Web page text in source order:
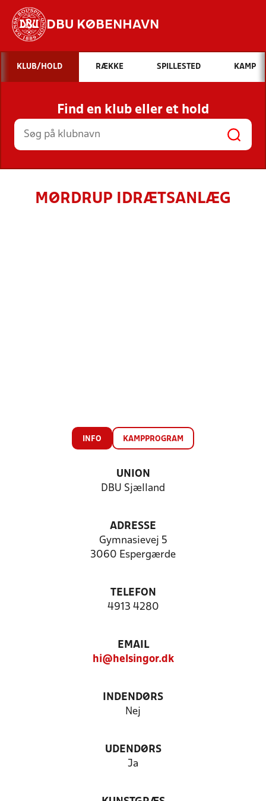
DBU KØBENHAVN
Hvad vil du søge efter?
INDHOLD OG NYHEDER
STILLINGER, RESULTATER, KLUBBER OG
HOLD
KLUB/HOLD RÆKKE SPILLESTED KAMP
Find en klub eller et hold
MØRDRUP IDRÆTSANLÆG
INFO KAMPPROGRAM
UNION
DBU Sjælland
ADRESSE
Gymnasievej 5
3060 Espergærde
TELEFON
4913 4280
EMAIL
hi@helsingor.dk
INDENDØRS
Nej
UDENDØRS
Ja